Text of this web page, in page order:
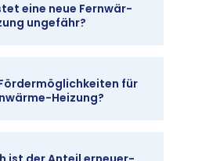
ei­ne neue Fern­wär­
un­ge­fähr?
für
Hei­zung?